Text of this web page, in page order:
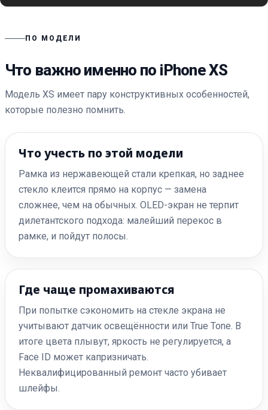
ПО МОДЕЛИ
Что важно именно по iPhone XS
Модель XS имеет пару конструктивных особенностей,
которые полезно помнить.
Что учесть по этой модели
Рамка из нержавеющей стали крепкая, но заднее
стекло клеится прямо на корпус — замена
сложнее, чем на обычных. OLED-экран не терпит
дилетантского подхода: малейший перекос в
рамке, и пойдут полосы.
Где чаще промахиваются
При попытке сэкономить на стекле экрана не
учитывают датчик освещённости или True Tone. В
итоге цвета плывут, яркость не регулируется, а
Face ID может капризничать.
Неквалифицированный ремонт часто убивает
шлейфы.